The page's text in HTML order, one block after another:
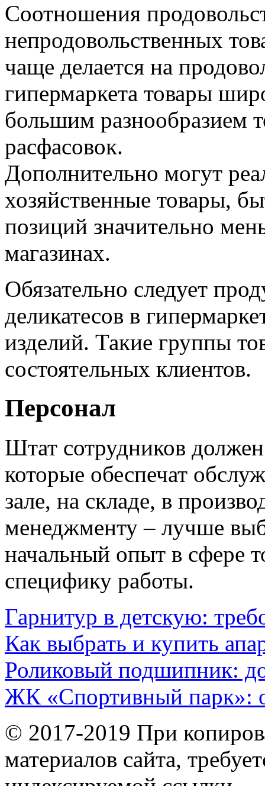
Соотношения
непродовольственных
чаще делается на
гипермаркета товары
большим разнообразием
расфасовок.
Дополнительно могут
хозяйственные товары,
позиций значительно
магазинах.
Обязательно следует
деликатесов в
изделий. Такие группы
состоятельных клиентов.
Персонал
Штат сотрудников
которые обеспечат
зале, на складе, в
менеджменту – лучше
начальный опыт в сфере
специфику работы.
Гарнитур в детскую:
Как выбрать и купить
Роликовый подшипник:
ЖК «Спортивный парк»:
© 2017-2019 При
материалов сайта,